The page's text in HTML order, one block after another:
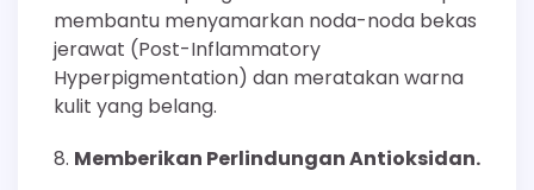
membantu menyamarkan noda-noda bekas
jerawat (Post-Inflammatory
Hyperpigmentation) dan meratakan warna
kulit yang belang.
Memberikan Perlindungan Antioksidan.